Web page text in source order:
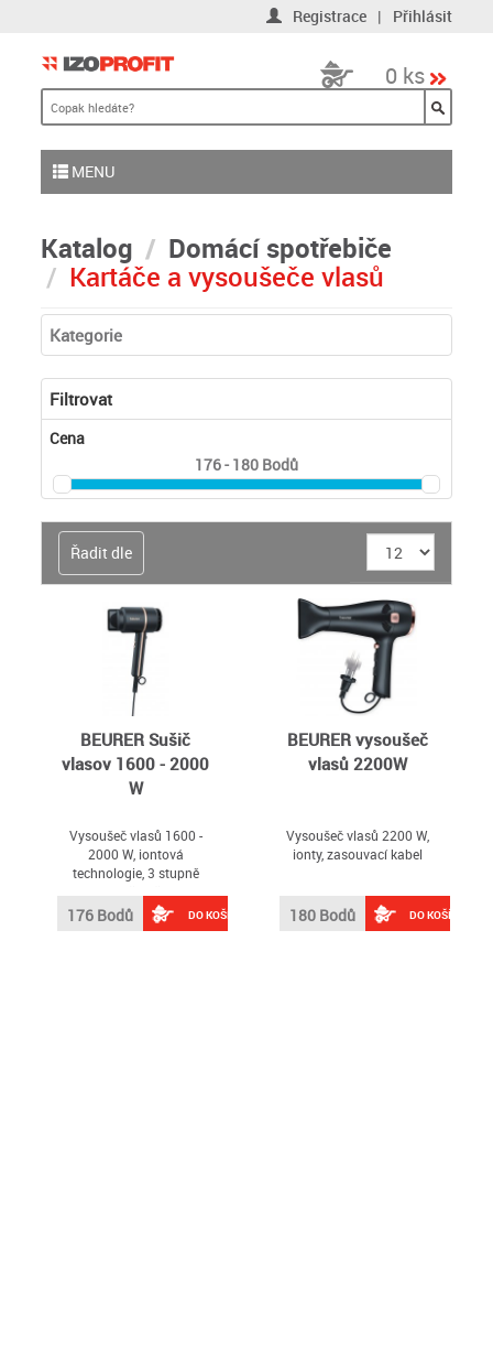
Registrace | Přihlásit
0 ks
MENU
Katalog
Domácí spotřebiče
Kartáče a vysoušeče vlasů
Kategorie
Filtrovat
Cena
176 - 180 Bodů
Řadit dle
BEURER Sušič
vlasov 1600 - 2000
W
Vysoušeč vlasů 1600 -
2000 W, iontová
technologie, 3 stupně
studeného vzduchu, černá
barva, nízká hmotnost,
176 Bodů DO KOŠÍKU
BEURER vysoušeč
vlasů 2200W
Vysoušeč vlasů 2200 W,
ionty, zasouvací kabel
180 Bodů DO KOŠÍKU